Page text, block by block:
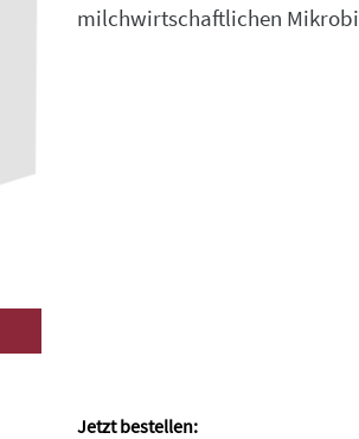
milchwirtschaftlichen
Jetzt bestellen: